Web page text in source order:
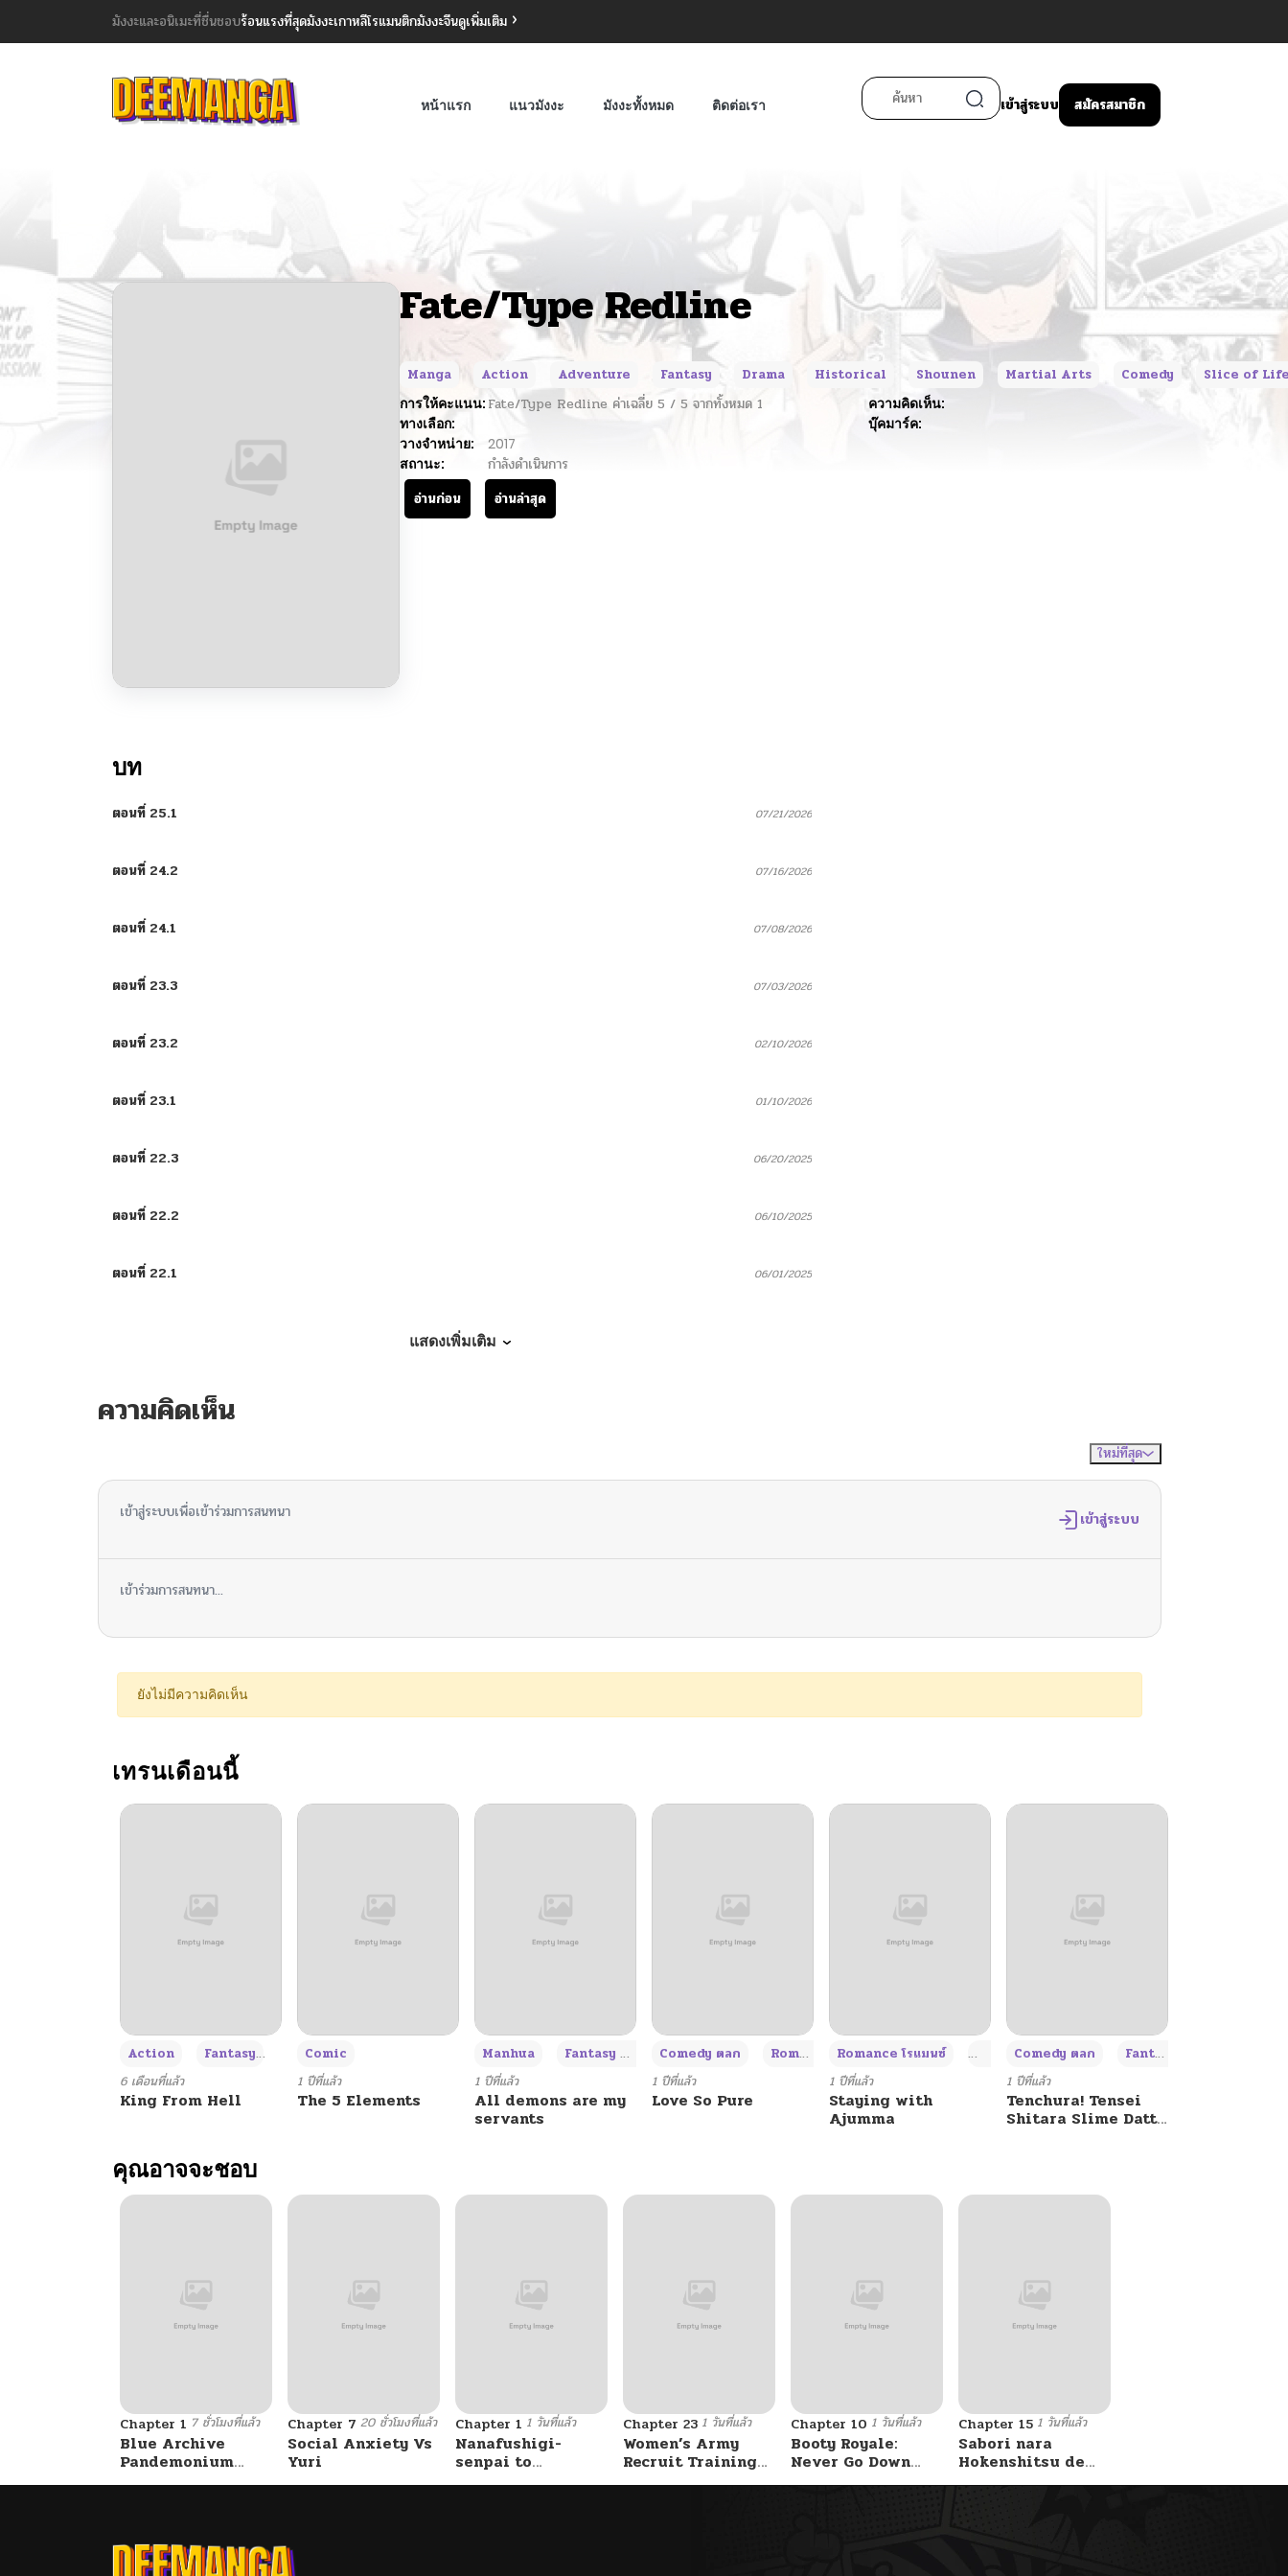
มังงะและอนิเมะที่ชื่นชอบร้อนแรงที่สุดมังงะเกาหลีโรแมนติกมังงะจีนดูเพิ่มเติม
หน้าแรก แนวมังงะ มังงะทั้งหมด ติดต่อเรา เข้าสู่ระบบ สมัครสมาชิก
Fate/Type Redline
Manga Action Adventure Fantasy Drama Historical Shounen Martial Arts Comedy
Slice of
การให้คะแนน: Fate/Type Redline ค่าเฉลี่ย 5 / 5 จากทั้งหมด 1
ความคิดเห็น:
ทางเลือก:
บุ๊คมาร์ค:
วางจำหน่าย:
2017
สถานะ:
กำลังดำเนินการ
อ่านก่อน
อ่านล่าสุด
บท
ตอนที่ 25.1 07/21/2026
ตอนที่ 24.2 07/16/2026
ตอนที่ 24.1 07/08/2026
ตอนที่ 23.3 07/03/2026
ตอนที่ 23.2 02/10/2026
ตอนที่ 23.1 01/10/2026
ตอนที่ 22.3 06/20/2025
ตอนที่ 22.2 06/10/2025
ตอนที่ 22.1 06/01/2025
ตอนที่ 20.1
ตอนที่ 19.60000000000001 04/22/2025
ตอนที่ 19.500000000000007 04/22/2025
ตอนที่ 19.200000000000003
ตอนที่ 19.2
ตอนที่ 18.700000000000006 04/22/2025
ตอนที่ 18.4 05/10/2025
ตอนที่ 18.3 04/22/2025
แสดงเพิ่มเติม
ความคิดเห็น
ใหม่ที่สุด
เข้าสู่ระบบเพื่อเข้าร่วมการสนทนา เข้าสู่ระบบ
เข้าร่วมการสนทนา...
ยังไม่มีความคิดเห็น
เทรนเดือนนี้
Action Fantasy
6 เดือนที่แล้ว
King From Hell
Comic
1 ปีที่แล้ว
The 5 Elements
Manhua Fantasy แฟนตาซี +3
1 ปีที่แล้ว
All demons are my
servants
Comedy ตลก Romance โรแมนซ์ +4
1 ปีที่แล้ว
Love So Pure
Romance โรแมนซ์ Adult ผู้ใหญ่ +4
1 ปีที่แล้ว
Staying with
Ajumma
Comedy ตลก Fantasy แฟนตาซี
1 ปีที่แล้ว
Tenchura! Tensei
Shitara Slime Datta
คุณอาจจะชอบ
Chapter 1 7 ชั่วโมงที่แล้ว
Blue Archive
Pandemonium
Vacation By
Chapter 7 20 ชั่วโมงที่แล้ว
Social Anxiety Vs
Yuri
Chapter 1 1 วันที่แล้ว
Nanafushigi-
senpai to
Tetsujin-kun
Chapter 23 1 วันที่แล้ว
Women’s Army
Recruit Training
Center
Chapter 10 1 วันที่แล้ว
Booty Royale:
Never Go Down
Without A Fight!
Chapter 15 1 วันที่แล้ว
Sabori nara
Hokenshitsu de
Douzo?